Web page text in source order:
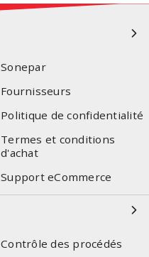
Sonepar
Fournisseurs
Politique de confidentialité
Termes et conditions
d'achat
Support eCommerce
Contrôle des procédés